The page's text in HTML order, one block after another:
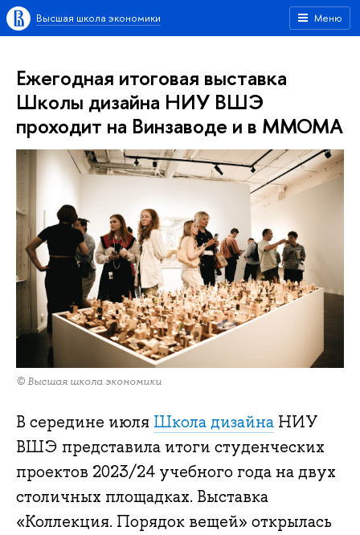
Меню
Высшая школа экономики
Ежегодная итоговая выставка
Школы дизайна НИУ ВШЭ
проходит на Винзаводе и в MMOMA
© Высшая школа экономики
В середине июля Школа дизайна НИУ
ВШЭ представила итоги студенческих
проектов 2023/24 учебного года на двух
столичных площадках. Выставка
«Коллекция. Порядок вещей» открылась